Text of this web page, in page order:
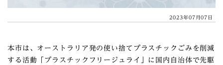
2023年07月07日
本市は、オーストラリア発の使い捨てプラスチックごみを削減
する活動「プラスチックフリージュライ」に国内自治体で先駆